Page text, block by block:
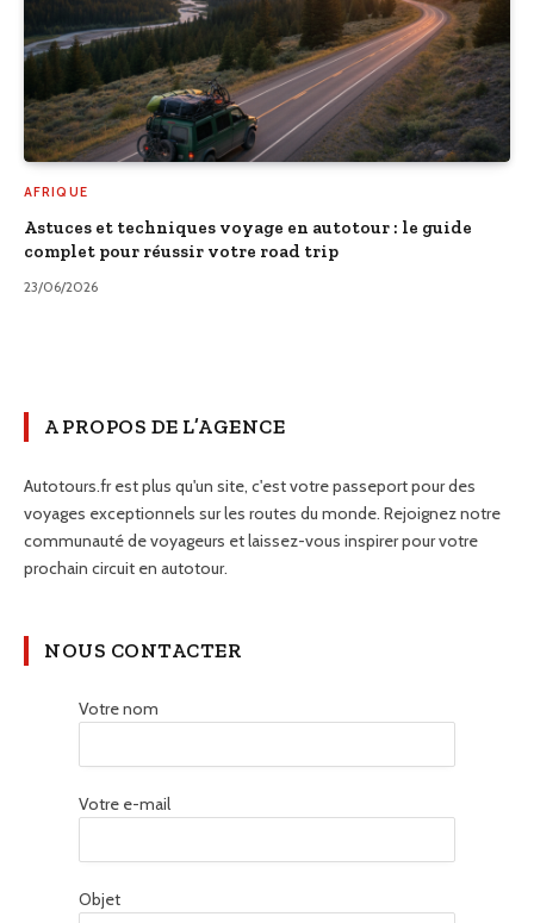
AFRIQUE
Astuces et techniques voyage en autotour : le guide
complet pour réussir votre road trip
23/06/2026
A PROPOS DE L’AGENCE
Autotours.fr est plus qu'un site, c'est votre passeport pour des
voyages exceptionnels sur les routes du monde. Rejoignez notre
communauté de voyageurs et laissez-vous inspirer pour votre
prochain circuit en autotour.
NOUS CONTACTER
Votre nom
Votre e-mail
Objet